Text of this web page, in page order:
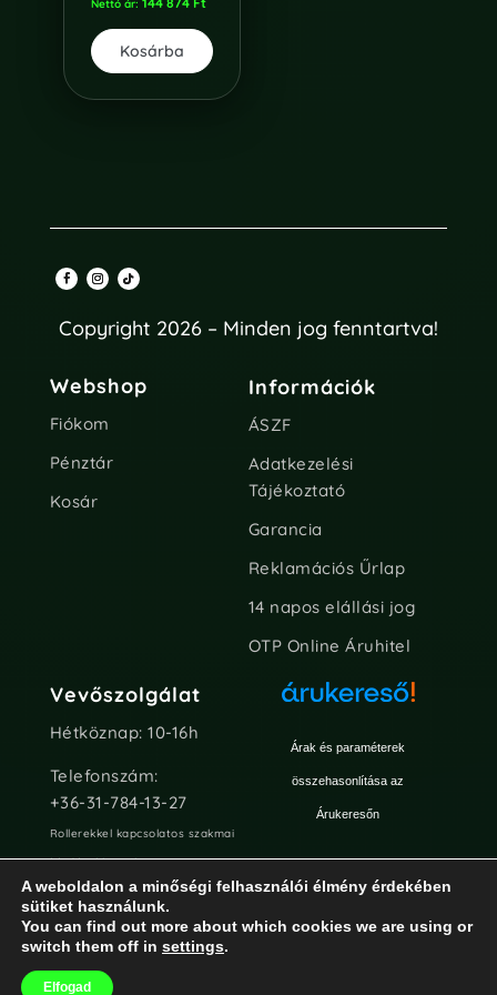
Nettó ár:
Kosárba
Copyright 2026 – Minden jog fenntartva!
Webshop
Fiókom
Pénztár
Kosár
Információk
ÁSZF
Adatkezelési
Tájékoztató
Garancia
Reklamációs Űrlap
14 napos elállási jog
OTP Online Áruhitel
Vevőszolgálat
Hétköznap: 10-16h
Telefonszám:
+36-31-784-13-27
Rollerekkel kapcsolatos szakmai
kérdésekben Chaten vagy e-
mailen keresztül keressetek
minket!
info@rollerpiac.hu
Árak és paraméterek
összehasonlítása az
Árukeresőn
A weboldalon a minőségi felhasználói élmény érdekében
sütiket használunk.
You can find out more about which cookies we are using or
switch them off in settings.
Elfogad